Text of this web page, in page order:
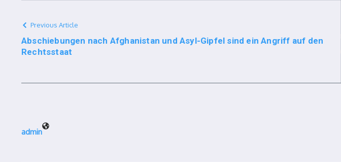
Previous Article
Abschiebungen nach Afghanistan und Asyl-Gipfel sind ein Angriff auf den
Rechtsstaat
admin